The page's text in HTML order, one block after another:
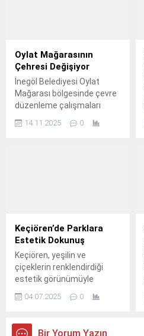
Oylat Mağarasının
Çehresi Değişiyor
İnegöl Belediyesi Oylat
Mağarası bölgesinde çevre
düzenleme çalışmaları
14.11.2025 0
Keçiören’de Parklara
Estetik Dokunuş
Keçiören, yeşilin ve
çiçeklerin renklendirdiği
estetik görünümüyle
hazırlanıyor.
04.07.2025 0
Bir Yorum Yazın